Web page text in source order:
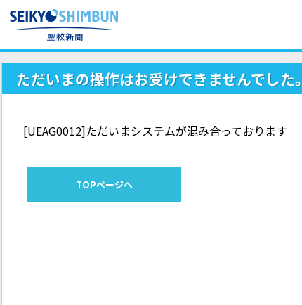
ただいまの操作はお受けできませんでした。
[UEAG0012]ただいまシステムが混み合っております
TOPページへ